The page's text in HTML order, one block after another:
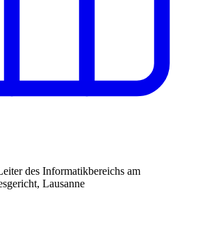
des Informatikbereichs am
Lausanne